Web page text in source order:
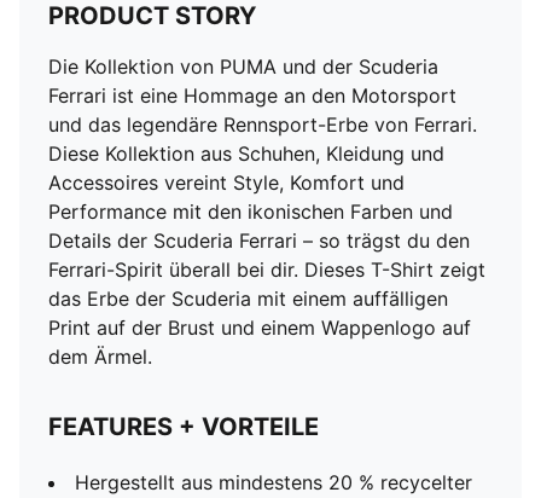
PRODUCT STORY
Die Kollektion von PUMA und der Scuderia
Ferrari ist eine Hommage an den Motorsport
und das legendäre Rennsport-Erbe von Ferrari.
Diese Kollektion aus Schuhen, Kleidung und
Accessoires vereint Style, Komfort und
Performance mit den ikonischen Farben und
Details der Scuderia Ferrari – so trägst du den
Ferrari-Spirit überall bei dir. Dieses T-Shirt zeigt
das Erbe der Scuderia mit einem auffälligen
Print auf der Brust und einem Wappenlogo auf
dem Ärmel.
FEATURES + VORTEILE
Hergestellt aus mindestens 20 % recycelter